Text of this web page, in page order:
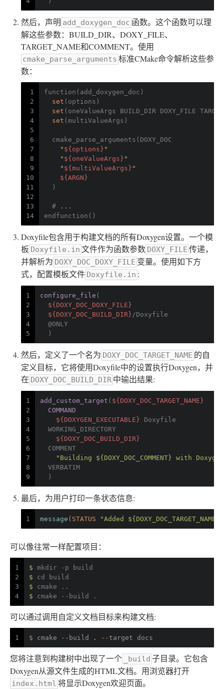
然后，声明 add_doxygen_doc 函数。这个函数可以理
解这些参数：BUILD_DIR、DOXY_FILE、
TARGET_NAME和COMMENT。使用
cmake_parse_arguments 标准CMake命令解析这些参
数：
1
2
3
4
5
6
7
8
9
10
11
12
13
14
function(add_doxygen_doc)
set (options)
set (oneValueArgs BUILD_DIR DOXY_FILE
set (multiValueArgs)
  cmake_parse_arguments(DOXY_DOC
" ${options} "
" ${oneValueArgs} "
" ${multiValueArgs} "
${ARGN}
  )
  #
.. .
endfunction()
Doxyfile包含用于构建文档的所有Doxygen设置。一个模
板 Doxyfile.in 文件作为函数参数 DOXY_FILE 传递，
并解析为 DOXY_DOC_DOXY_FILE 变量。使用如下方
式，配置模板文件 Doxyfile.in :
1
2
3
4
5
configure_file (
${DOXY_DOC_DOXY_FILE}
${DOXY_DOC_BUILD_DIR} /Doxyfile
  @ONLY
  )
然后，定义了一个名为 DOXY_DOC_TARGET_NAME 的自
定义目标，它将使用Doxyfile中的设置执行Doxygen，并
在 DOXY_DOC_BUILD_DIR 中输出结果:
1
2
3
4
5
6
7
8
9
add_custom_target ( ${DOXY_DOC_TARGET_NAME}
COMMAND
${DOXYGEN_EXECUTABLE} Doxyfile
  WORKING_DIRECTORY
${DOXY_DOC_BUILD_DIR}
  COMMENT
"Building ${DOXY_DOC_COMMENT} with
  VERBATIM
  )
最后，为用户打印一条状态信息:
1 message (STATUS "Added
可以像往常一样配置项目：
1
2
3
4
$ mkdir -p build
$ cd build
$ cmake ..
$ cmake --build .
可以通过调用自定义文档目标来构建文档:
1 $ cmake -- build . -- target docs
您将注意到构建树中出现了一个 _build 子目录。它包含
Doxygen从源文件生成的HTML文档。用浏览器打开
index.html 将显示Doxygen欢迎页面。